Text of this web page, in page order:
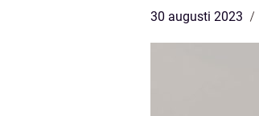
30 augusti 2023